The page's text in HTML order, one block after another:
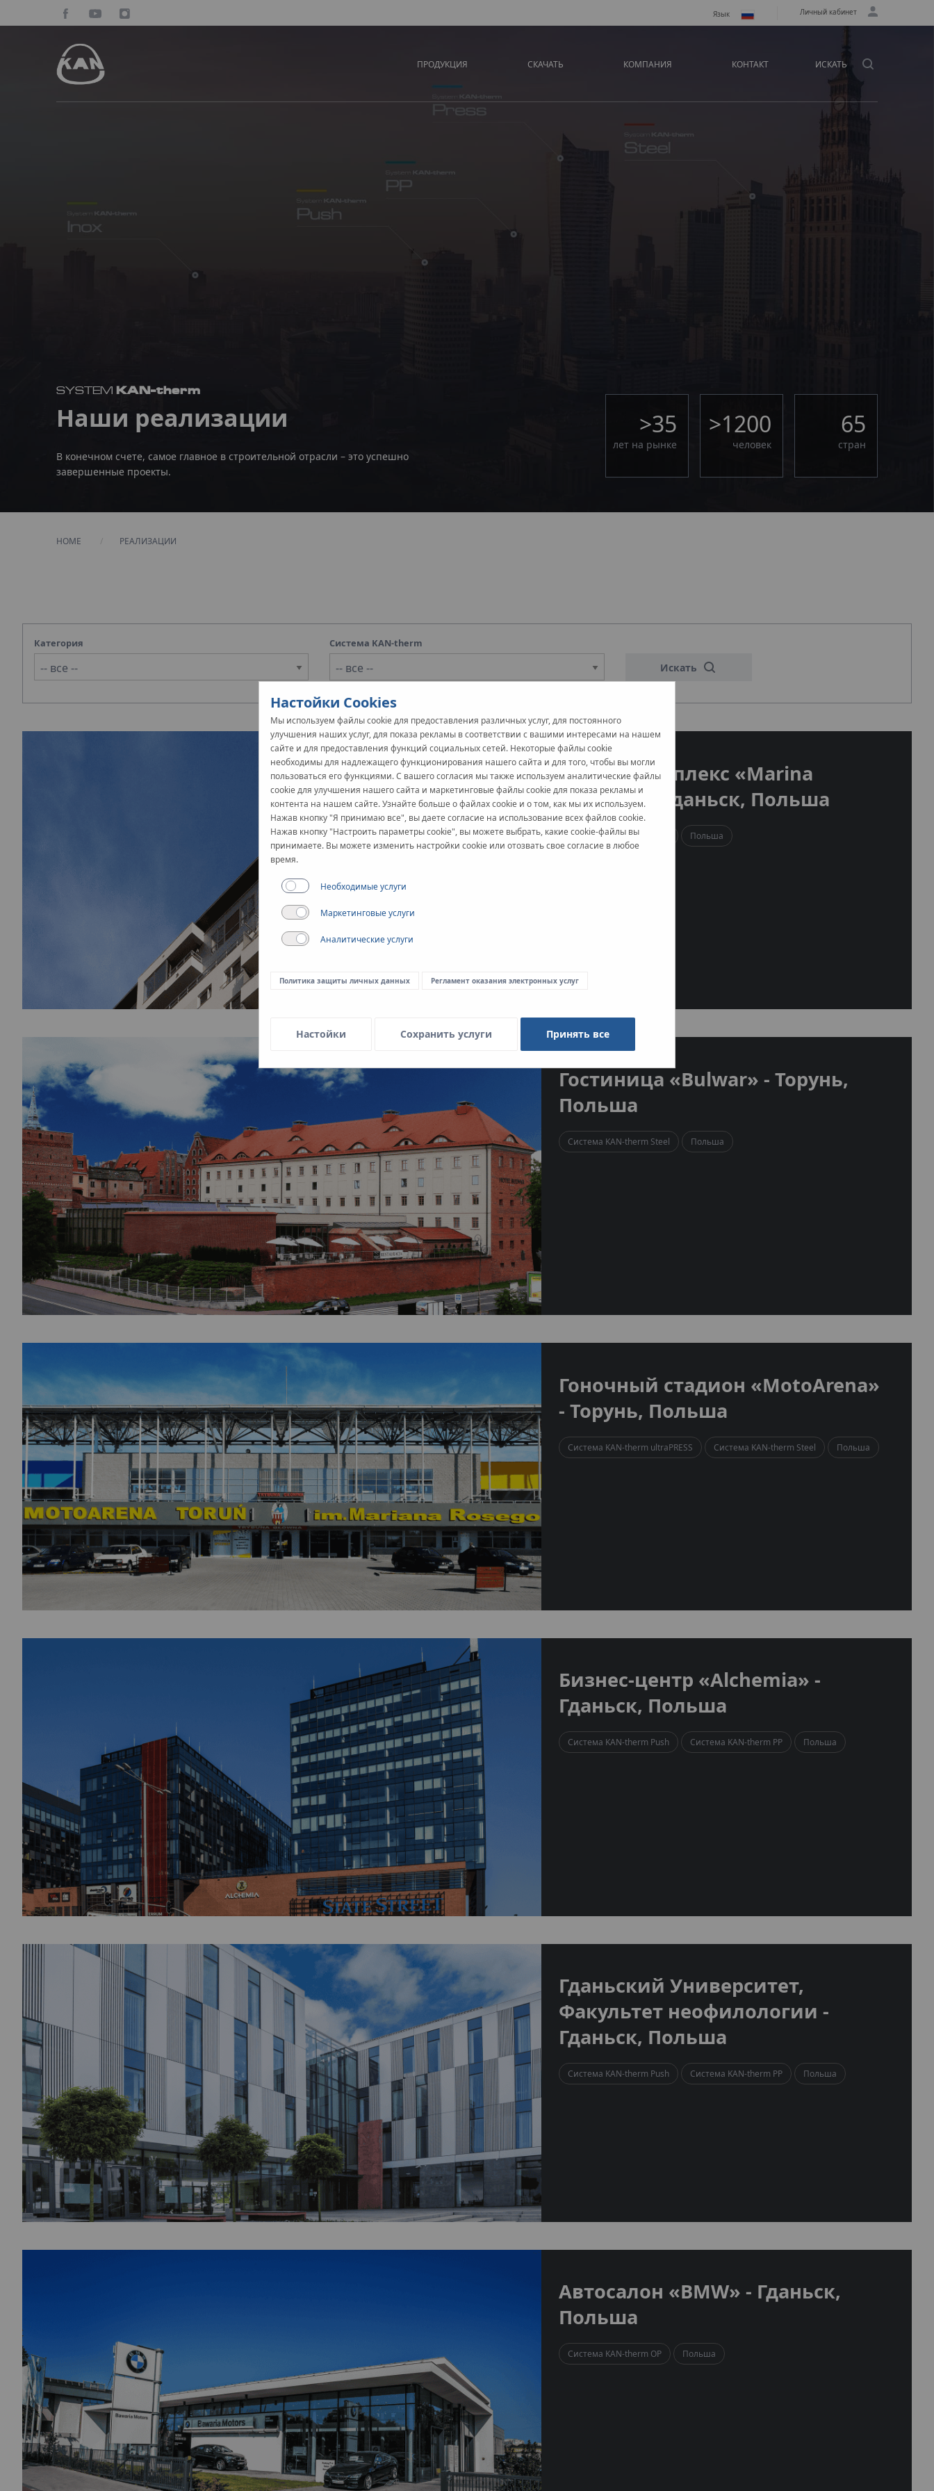
Язык Личный кабинет
ПРОДУКЦИЯ СКАЧАТЬ КОМПАНИЯ КОНТАКТ ИСКАТЬ
SYSTEM KAN-therm
Наши реализации
В конечном счете, самое главное в строительной отрасли – это успешно
завершенные проекты.
>35
лет на рынке
>1200
человек
65
стран
HOME CURRENT:
РЕАЛИЗАЦИИ
Категория Система KAN-therm
Искать
Жилой комплекс «Marina
Primore» - Гданьск, Польша
Система KAN-therm Push Польша
Гостиница «Bulwar» - Торунь,
Польша
Система KAN-therm Steel Польша
Гоночный стадион «MotoArena»
- Торунь, Польша
Система KAN-therm ultraPRESS Система KAN-therm Steel Польша
Бизнес-центр «Alchemia» -
Гданьск, Польша
Система KAN-therm Push Система KAN-therm PP Польша
Гданьский Университет,
Факультет неофилологии -
Гданьск, Польша
Система KAN-therm Push Система KAN-therm PP Польша
Автосалон «BMW» - Гданьск,
Польша
Система KAN-therm OP Польша
Настойки Cookies
Мы используем файлы cookie для предоставления различных услуг, для постоянного
улучшения наших услуг, для показа рекламы в соответствии с вашими интересами на нашем
сайте и для предоставления функций социальных сетей. Некоторые файлы cookie
необходимы для надлежащего функционирования нашего сайта и для того, чтобы вы могли
пользоваться его функциями. С вашего согласия мы также используем аналитические файлы
cookie для улучшения нашего сайта и маркетинговые файлы cookie для показа рекламы и
контента на нашем сайте. Узнайте больше о файлах cookie и о том, как мы их используем.
Нажав кнопку "Я принимаю все", вы даете согласие на использование всех файлов cookie.
Нажав кнопку "Настроить параметры cookie", вы можете выбрать, какие cookie-файлы вы
принимаете. Вы можете изменить настройки cookie или отозвать свое согласие в любое
время.
Необходимые услуги
Маркетинговые услуги
Аналитические услуги
Политика защиты личных данных Регламент оказания электронных услуг
Настойки Сохранить услуги Принять все